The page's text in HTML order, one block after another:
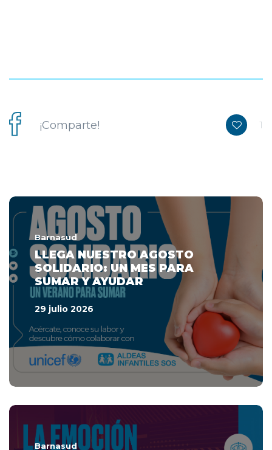
¡Comparte! 1
Barnasud
LLEGA NUESTRO AGOSTO
SOLIDARIO: UN MES PARA
SUMAR Y AYUDAR
29 julio 2026
Barnasud